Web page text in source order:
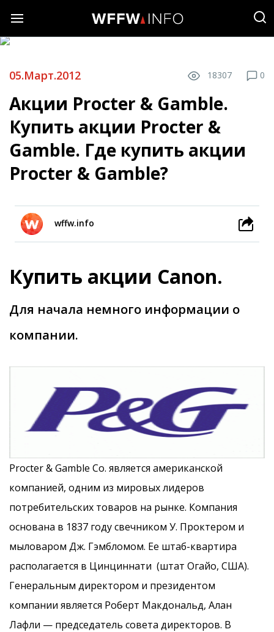
05.Март.2012 18307 0
Акции Procter & Gamble.
Купить акции Procter &
Gamble. Где купить акции
Procter & Gamble?
wffw.info
Купить акции Canon.
Для начала немного информации о
компании.
Procter & Gamble Co. является американской
компанией, одним из мировых лидеров
потребительских товаров на рынке. Компания
основана в 1837 году свечником У. Проктером и
мыловаром Дж. Гэмбломом. Ее штаб-квартира
располагается в Цинциннати (штат Огайо, США).
Генеральным директором и президентом
компании является Роберт Макдональд, Алан
Лафли — председатель совета директоров. В